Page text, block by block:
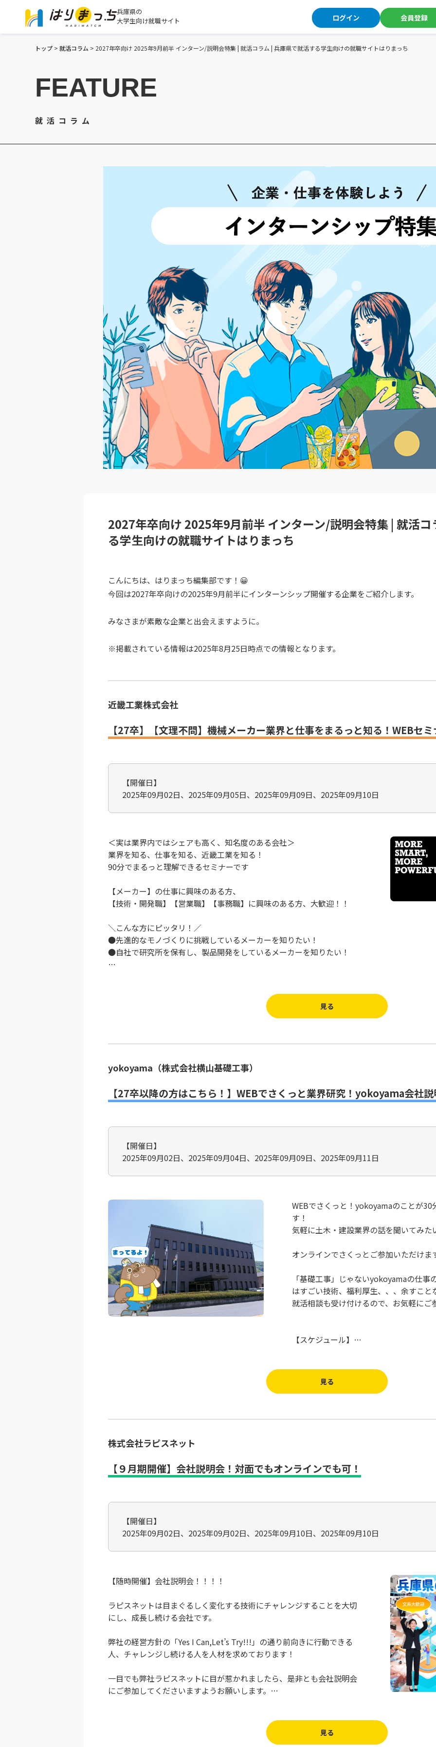
兵庫県の
大学生向け就職サイト
ログイン 会員登録
トップ > 就活コラム > 2027年卒向け 2025年9月前半 インターン/説明会特集 | 就活コラム | 兵庫県で就活する学生向けの就職サイトはりまっち
FEATURE
就活コラム
2027年卒向け 2025年9月前半 インターン/説明会特集 | 就活
る学生向けの就職サイトはりまっち
こんにちは、はりまっち編集部です！😀
今回は2027年卒向けの2025年9月前半にインターンシップ開催する企業をご紹介します。
みなさまが素敵な企業と出会えますように。
※掲載されている情報は2025年8月25日時点での情報となります。
近畿工業株式会社
【27卒】【文理不問】機械メーカー業界と仕事をまるっと知る！WEBセ
【開催日】
2025年09月02日、2025年09月05日、2025年09月09日、2025年09月10日
＜実は業界内ではシェアも高く、知名度のある会社＞
業界を知る、仕事を知る、近畿工業を知る！
90分でまるっと理解できるセミナーです
【メーカー】の仕事に興味のある方、
【技術・開発職】【営業職】【事務職】に興味のある方、大歓迎！！
＼こんな方にピッタリ！／
●先進的なモノづくりに挑戦しているメーカーを知りたい！
●自社で研究所を保有し、製品開発をしているメーカーを知りたい！
…
見る
yokoyama（株式会社横山基礎工事）
【27卒以降の方はこちら！】WEBでさくっと業界研究！yokoyama会社
【開催日】
2025年09月02日、2025年09月04日、2025年09月09日、2025年09月11日
WEBでさくっと！yokoyamaのことが
す！
気軽に土木・建設業界の話を聞いてみ
オンラインでさくっとご参加いただけ
「基礎工事」じゃないyokoyamaの仕事
はすごい技術、福利厚生、、、余すこと
就活相談も受け付けるので、お気軽にご
【スケジュール】…
見る
株式会社ラピスネット
【９月期開催】会社説明会！対面でもオンラインでも可！
【開催日】
2025年09月02日、2025年09月02日、2025年09月10日、2025年09月10日
【随時開催】会社説明会！！！！
ラピスネットは目まぐるしく変化する技術にチャレンジすることを大切
にし、成長し続ける会社です。
弊社の経営方針の「Yes I Can,Let’s Try!!!」の通り前向きに行動できる
人、チャレンジし続ける人を人材を求めております！
一目でも弊社ラピスネットに目が惹かれましたら、是非とも会社説明会
にご参加してくださいますようお願いします。…
見る